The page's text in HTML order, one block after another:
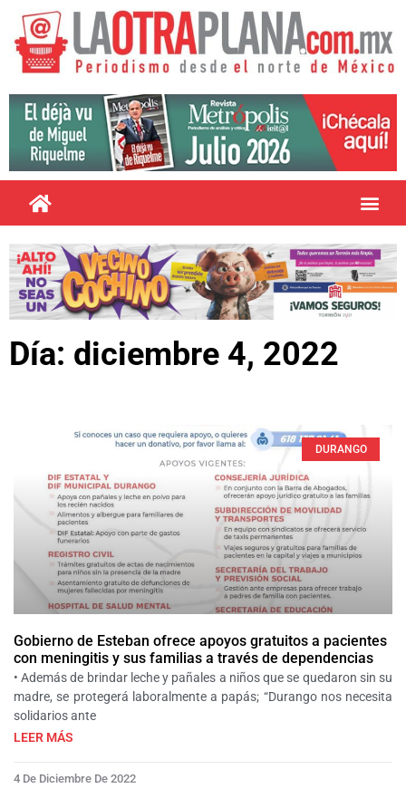
Día: diciembre 4, 2022
DURANGO
Gobierno de Esteban ofrece apoyos gratuitos a pacientes
con meningitis y sus familias a través de dependencias
• Además de brindar leche y pañales a niños que se quedaron sin su
madre, se protegerá laboralmente a papás; “Durango nos necesita
solidarios ante
LEER MÁS
4 De Diciembre De 2022